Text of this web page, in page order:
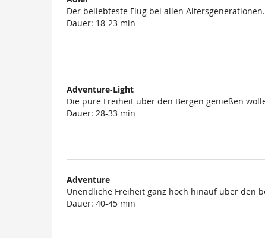
Der beliebteste Flug bei allen Altersgenerationen.
Dauer: 18-23 min
Adventure-Light
Die pure Freiheit über den Bergen genießen
Dauer: 28-33 min
Adventure
Unendliche Freiheit ganz hoch hinauf über den
Dauer: 40-45 min